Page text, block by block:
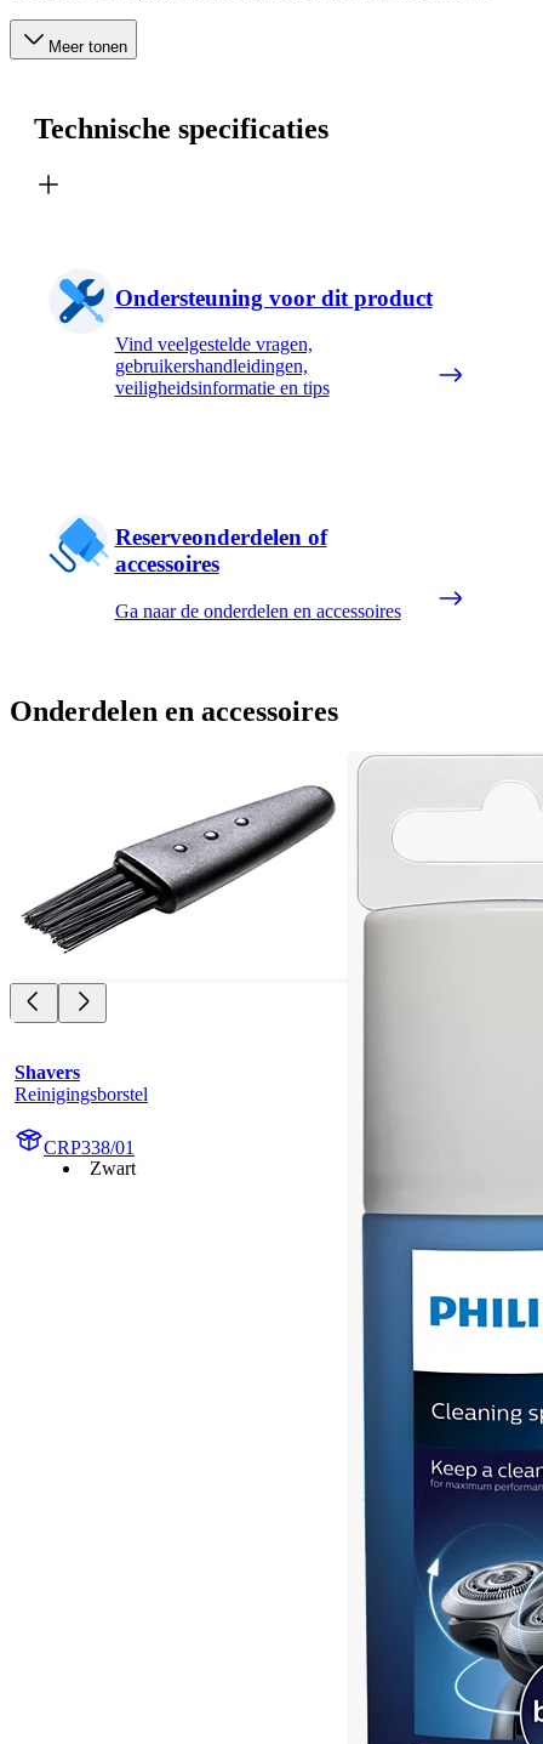
Meer tonen
Technische specificaties
Ondersteuning voor dit product
Vind veelgestelde vragen,
gebruikershandleidingen,
veiligheidsinformatie en tips
Reserveonderdelen of
accessoires
Ga naar de onderdelen en accessoires
Onderdelen en accessoires
Shavers
Reinigingsborstel
CRP338/01
Zwart